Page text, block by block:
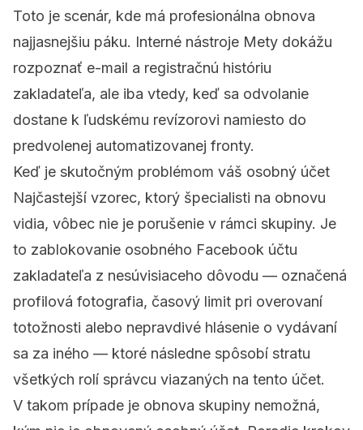
Toto je scenár, kde má profesionálna obnova
najjasnejšiu páku. Interné nástroje Mety dokážu
rozpoznať e-mail a registračnú históriu
zakladateľa, ale iba vtedy, keď sa odvolanie
dostane k ľudskému revízorovi namiesto do
predvolenej automatizovanej fronty.
Keď je skutočným problémom váš osobný účet
Najčastejší vzorec, ktorý špecialisti na obnovu
vidia, vôbec nie je porušenie v rámci skupiny. Je
to zablokovanie osobného Facebook účtu
zakladateľa z nesúvisiaceho dôvodu — označená
profilová fotografia, časový limit pri overovaní
totožnosti alebo nepravdivé hlásenie o vydávaní
sa za iného — ktoré následne spôsobí stratu
všetkých rolí správcu viazaných na tento účet.
V takom prípade je obnova skupiny nemožná,